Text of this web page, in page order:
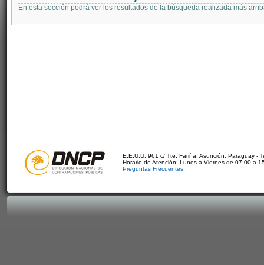
En esta sección podrá ver los resultados de la búsqueda realizada más
E.E.U.U. 961 c/ Tte. Fariña. Asunción, Paraguay -
Horario de Atención: Lunes a Viernes de 07:00 a
Preguntas Frecuentes